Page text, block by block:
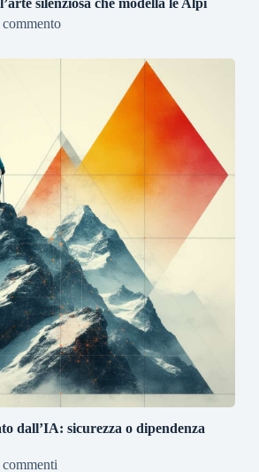
commento
dall’IA: sicurezza o dipendenza
commenti